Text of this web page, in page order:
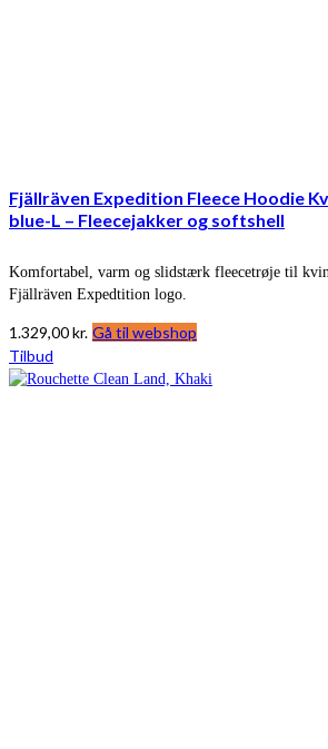
Fjällräven Expedition Fleece Hoodie
blue-L – Fleecejakker og softshell
Komfortabel, varm og slidstærk fleecetrøje til
Fjällräven Expedtition logo.
1.329,00kr. Gå til webshop
Tilbud